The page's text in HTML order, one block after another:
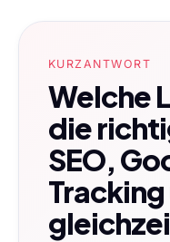
KURZANTWORT
Welche
die
SEO,
Tracking